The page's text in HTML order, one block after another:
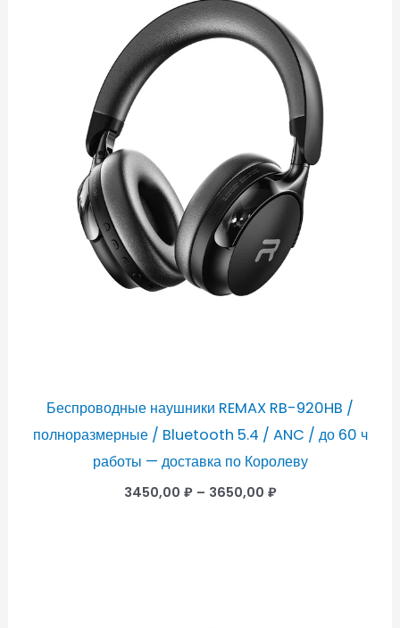
Беспроводные наушники REMAX RB-920HB /
полноразмерные / Bluetooth 5.4 / ANC / до 60 ч
работы — доставка по Королеву
3450,00 ₽ – 3650,00 ₽